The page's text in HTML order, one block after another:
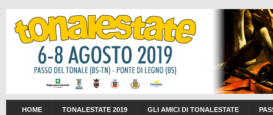
HOME TONALESTATE 2019 GLI AMICI DI TONALESTATE